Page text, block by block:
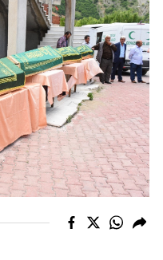
Bayburt
Karaman
Kırıkkale
Batman
Şırnak
Bartın
Ardahan